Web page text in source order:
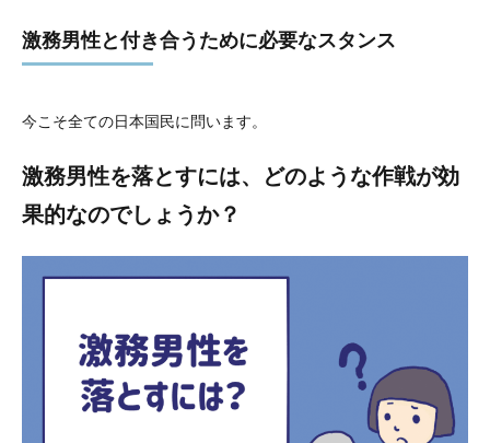
激務男性と付き合うために必要なスタンス
今こそ全ての日本国民に問います。
激務男性を落とすには、どのような作戦が効
果的なのでしょうか？